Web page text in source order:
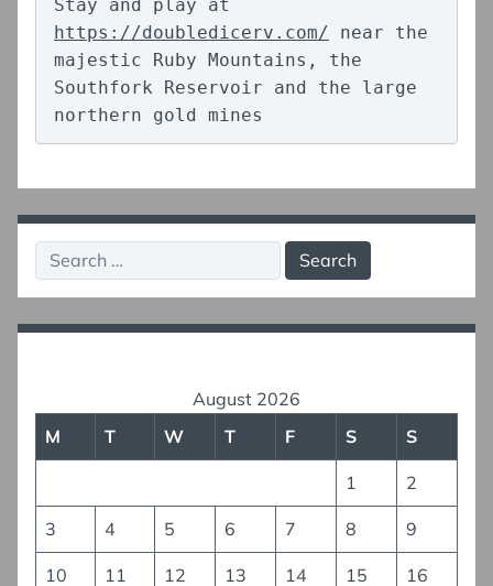
https://doubledicerv.com/ near the
majestic Ruby Mountains, the
Southfork Reservoir and the large
northern gold mines
Search
for:
August 2026
M
T W T F S S
1 2
3 4 5 6 7 8 9
10 11 12 13 14 15 16